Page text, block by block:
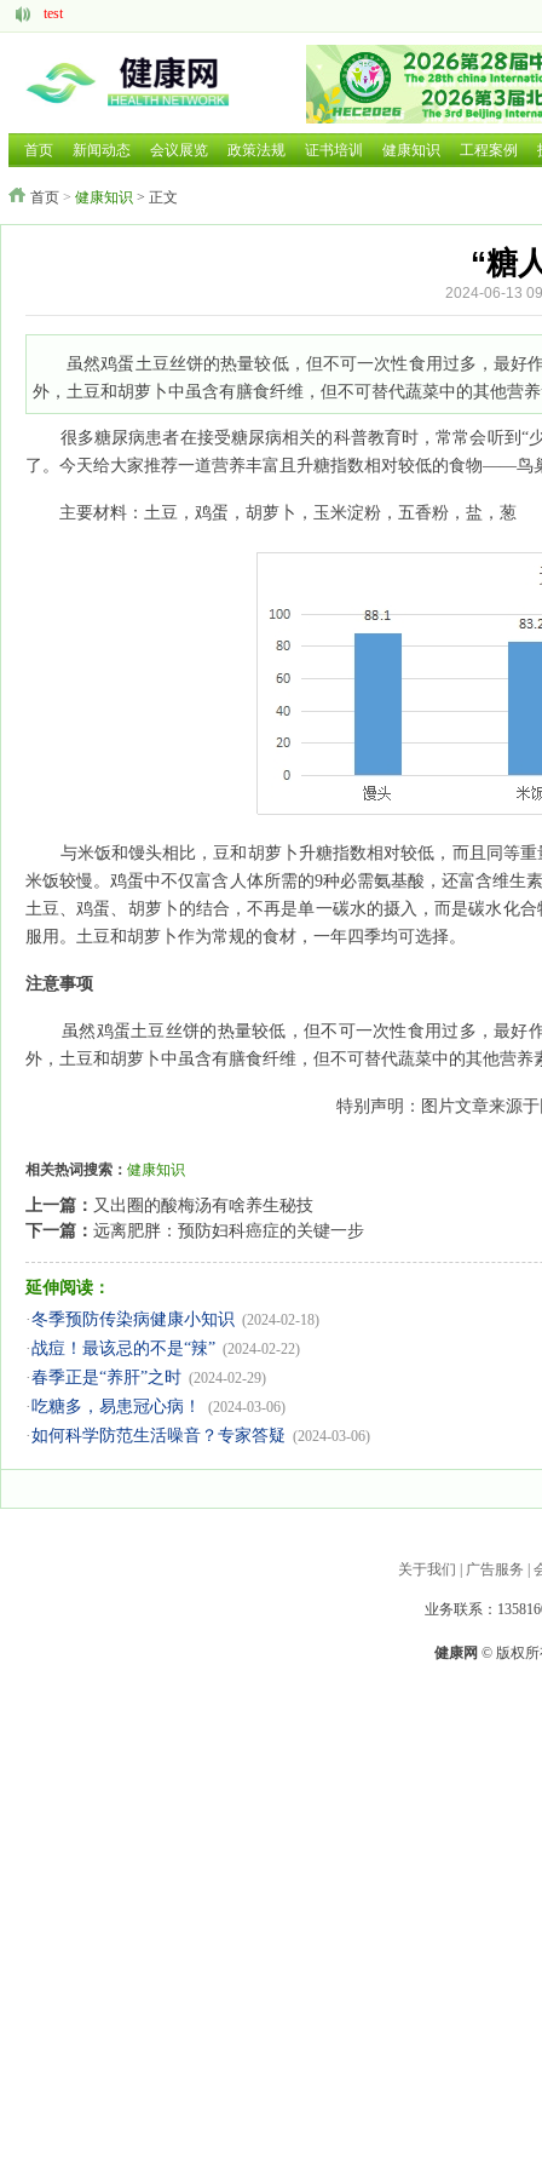
test
脑机接口的研究现状与发展前景
中医药现代化发展大有可为
呼吸道疾病如何防治国家卫健委等部门就近期流感问题回应
2025 HCE广州国际健康产业博览会
2025北京国际养老养生及大健康展览会
2025北京国际养老养生及大健康展览会
首页 新闻动态 会议展览 政策法规 证书培训 健康知识 工程案例
首页 > 健康知识 > 正文
“糖
2024-06-13
虽然鸡蛋土豆丝饼的热量较低，但不可一次性食用过多，最好
外，土豆和胡萝卜中虽含有膳食纤维，但不可替代蔬菜中的其他营
很多糖尿病患者在接受糖尿病相关的科普教育时，常常会听到“
了。今天给大家推荐一道营养丰富且升糖指数相对较低的食物——鸟
主要材料：土豆，鸡蛋，胡萝卜，玉米淀粉，五香粉，盐，葱
与米饭和馒头相比，豆和胡萝卜升糖指数相对较低，而且同等重
米饭较慢。鸡蛋中不仅富含人体所需的9种必需氨基酸，还富含维
土豆、鸡蛋、胡萝卜的结合，不再是单一碳水的摄入，而是碳水化
服用。土豆和胡萝卜作为常规的食材，一年四季均可选择。
注意事项
虽然鸡蛋土豆丝饼的热量较低，但不可一次性食用过多，最好
外，土豆和胡萝卜中虽含有膳食纤维，但不可替代蔬菜中的其他营养
特别声明：图片文章来源
相关热词搜索： 健康知识
上一篇： 又出圈的酸梅汤有啥养生秘技
下一篇： 远离肥胖：预防妇科癌症的关键一步
延伸阅读：
·冬季预防传染病健康小知识 (2024-02-18)
·战痘！最该忌的不是“辣” (2024-02-22)
·春季正是“养肝”之时 (2024-02-29)
·吃糖多，易患冠心病！ (2024-03-06)
·如何科学防范生活噪音？专家答疑 (2024-03-06)
关于我们 广告服务
业务联系：
健康网 © 版权所